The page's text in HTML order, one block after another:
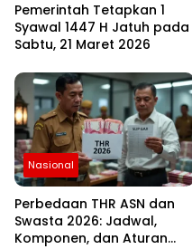
Pemerintah Tetapkan 1
Syawal 1447 H Jatuh pada
Sabtu, 21 Maret 2026
Nasional
Perbedaan THR ASN dan
Swasta 2026: Jadwal,
Komponen, dan Aturan